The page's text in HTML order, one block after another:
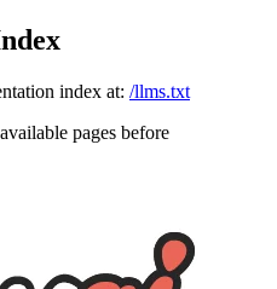
index at: /llms.txt
pages before